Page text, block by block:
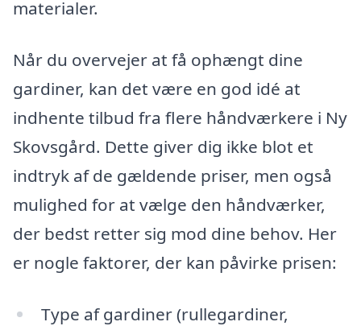
materialer.
Når du overvejer at få ophængt dine
gardiner, kan det være en god idé at
indhente tilbud fra flere håndværkere i Ny
Skovsgård. Dette giver dig ikke blot et
indtryk af de gældende priser, men også
mulighed for at vælge den håndværker,
der bedst retter sig mod dine behov. Her
er nogle faktorer, der kan påvirke prisen:
Type af gardiner (rullegardiner,